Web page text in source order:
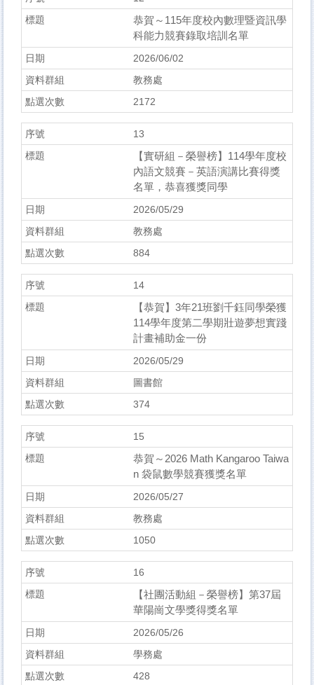
恭賀～115年度校內數理暨資訊學
科能力競賽錄取培訓名單
2026/06/02
教務處
2172
13
【實研組－榮譽榜】114學年度校
內語文競賽－英語演講比賽得獎
名單，恭喜獲獎同學
2026/05/29
教務處
884
14
【恭賀】3年21班劉千鈺同學榮獲
114學年度第二學期壯遊夢想實踐
計畫補助金一份
2026/05/29
圖書館
374
15
恭賀～2026 Math Kangaroo Taiwa
n 袋鼠數學競賽獲獎名單
2026/05/27
教務處
1050
16
【社團活動組－榮譽榜】第37屆
華陽崗文學獎得獎名單
2026/05/26
學務處
428